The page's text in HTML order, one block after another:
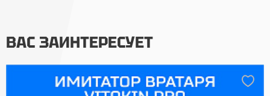
ВАС ЗАИНТЕРЕСУЕТ